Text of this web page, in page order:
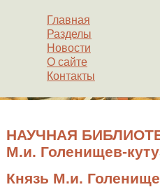
Главная
Разделы
Новости
О сайте
Контакты
НАУЧНАЯ
М.и. Голенищев-
Князь М.и.